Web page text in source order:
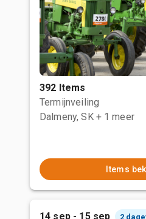
392 Items
Termijnveiling
Dalmeny, SK + 1 meer
Items
14 sep - 15 sep 2